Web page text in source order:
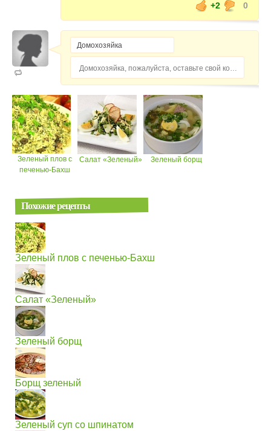
+2
0
Домохозяйка, пожалуйста, оставьте свой комментарий...
Зеленый плов с
печенью-Бахш
Салат «Зеленый» Зеленый борщ
Похожие рецепты
Зеленый плов с печенью-Бахш
Салат «Зеленый»
Зеленый борщ
Борщ зеленый
Зеленый суп со шпинатом